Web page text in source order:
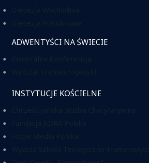
ADWENTYŚCI NA ŚWIECIE
INSTYTUCJE KOŚCIELNE